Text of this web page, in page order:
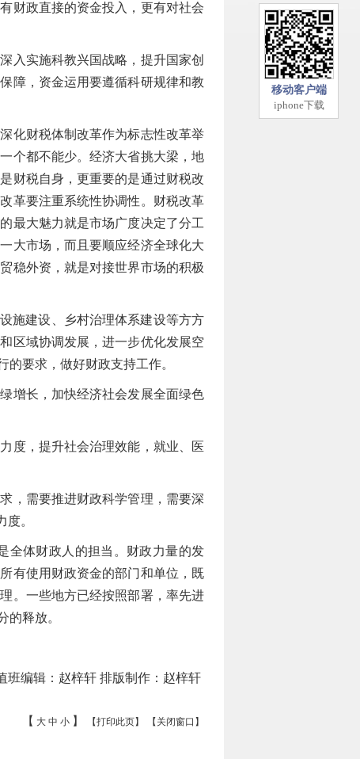
财政直接的资金投入，更有对社会
实施科教兴国战略，提升国家创
障，资金运用要遵循科研规律和教
化财税体制改革作为标志性改革举
个都不能少。经济大省挑大梁，地
财税自身，更重要的是通过财税改
革要注重系统性协调性。财税改革
最大魅力就是市场广度决定了分工
大市场，而且要顺应经济全球化大
稳外资，就是对接世界市场的积极
施建设、乡村治理体系建设等方方
区域协调发展，进一步优化发展空
要求，做好财政支持工作。
增长，加快经济社会发展全面绿色
度，提升社会治理效能，就业、医
，需要推进财政科学管理，需要深
。
体财政人的担当。财政力量的发
有使用财政资金的部门和单位，既
。一些地方已经按照部署，率先进
的释放。
班编辑：赵梓轩 排版制作：赵梓轩
【 大 中 小 】 【打印此页】 【关闭窗口】
移动客户端
iphone下载